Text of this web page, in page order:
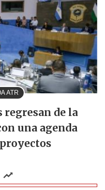
ATR
regresan de la
una agenda